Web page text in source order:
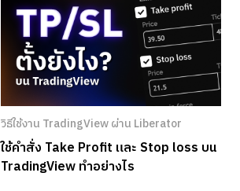
วิธีใช้งาน TradingView ผ่าน Liberator
ใช้คำสั่ง Take Profit และ Stop loss บน
TradingView ทำอย่างไร